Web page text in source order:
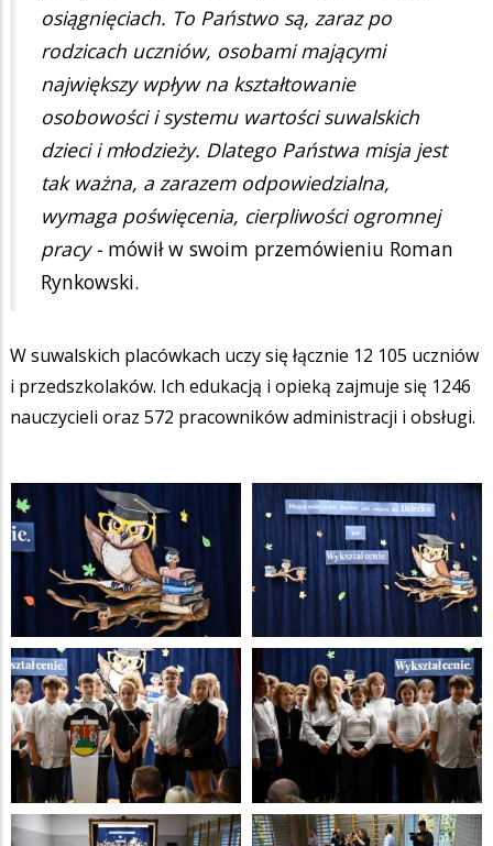
osiągnięciach. To Państwo są, zaraz po
rodzicach uczniów, osobami mającymi
największy wpływ na kształtowanie
osobowości i systemu wartości suwalskich
dzieci i młodzieży. Dlatego Państwa misja jest
tak ważna, a zarazem odpowiedzialna,
wymaga poświęcenia, cierpliwości ogromnej
pracy - mówił w swoim przemówieniu Roman
Rynkowski.
W suwalskich placówkach uczy się łącznie 12 105 uczniów
i przedszkolaków. Ich edukacją i opieką zajmuje się 1246
nauczycieli oraz 572 pracowników administracji i obsługi.